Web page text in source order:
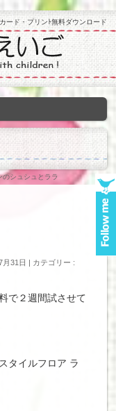
ード・プリンﾄ無料ダウンロード
のシュシュとララ
月31日
カテゴリー :
で２週間試させて
タイルフロア ラ